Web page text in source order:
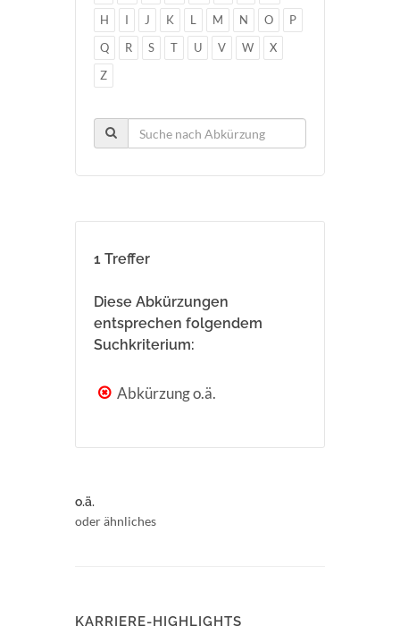
H
I J K L M N O
P
Q
R S T U V W
X
Z
1 Treffer
Diese Abkürzungen
entsprechen folgendem
Suchkriterium:
Abkürzung o.ä.
o.ä.
oder ähnliches
KARRIERE-HIGHLIGHTS